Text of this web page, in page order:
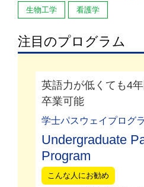
生物工学 看護学
注目のプログラム
英語力が低くても4
卒業可能
学士パスウェイプログ
Undergraduate
Program
こんな人にお勧め